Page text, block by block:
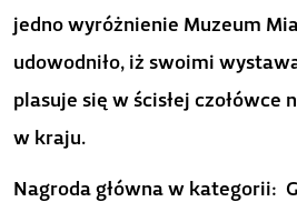
jedno wyróżnienie Muzeum
udowodniło, iż swoimi
plasuje się w ścisłej czołówce
w kraju.
Nagroda główna w kategorii: